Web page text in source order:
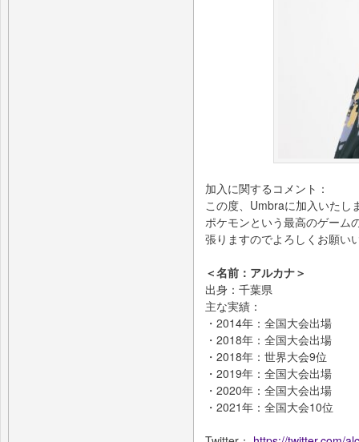
加入に関するコメント：
この度、Umbraに加入いたし
ポケモンという最高のゲーム
張りますのでよろしくお願い
＜名前：アルカナ＞
出身：千葉県
主な実績：
・2014年：全国大会出場
・2018年：全国大会出場
・2018年：世界大会9位
・2019年：全国大会出場
・2020年：全国大会出場
・2021年：全国大会10位